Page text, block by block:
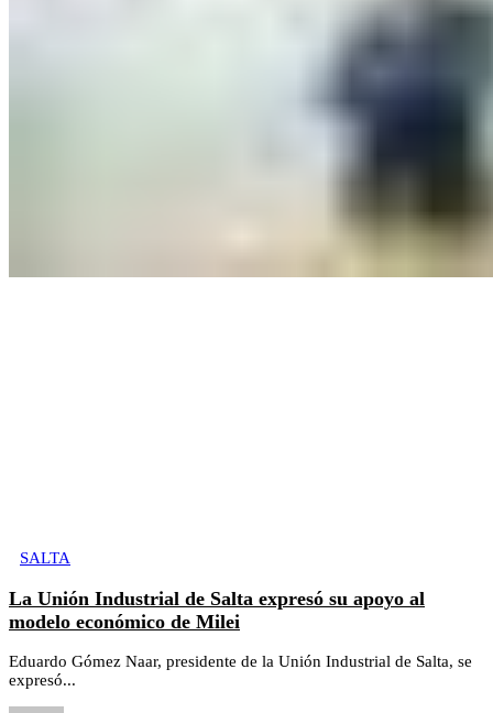
SALTA
La Unión Industrial de Salta expresó su apoyo al
modelo económico de Milei
Eduardo Gómez Naar, presidente de la Unión Industrial de Salta, se
expresó...